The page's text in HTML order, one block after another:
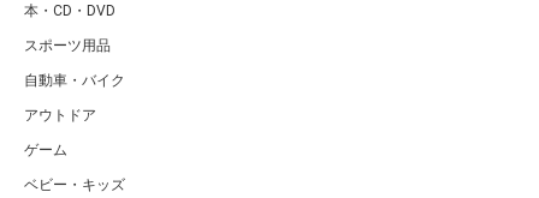
本・CD・DVD
スポーツ用品
自動車・バイク
アウトドア
ゲーム
ベビー・キッズ